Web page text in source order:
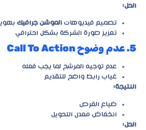
الحل:
تصميم فيديوهات الموشن جرافيك
تعزيز صورة الشركة بشكل احترافي
5. عدم وضوح Call To Action
عدم توجيه المرشح لما يجب فعله
غياب رابط واضح للتقديم
النتيجة:
ضياع الفرص
انخفاض معدل التحويل
الحل: